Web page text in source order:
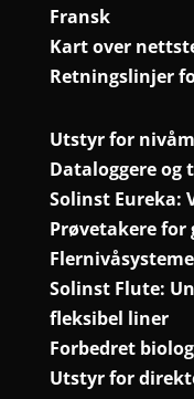
Fransk
Kart over
Retningslinjer
Utstyr for
Dataloggere og
Solinst Eureka:
Prøvetakere
Solinst Flute:
fleksibel liner
Forbedret
Utstyr for